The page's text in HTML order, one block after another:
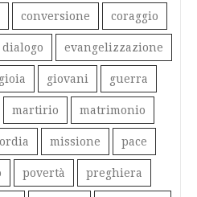
conversione coraggio
dialogo evangelizzazione
gioia giovani guerra
martirio matrimonio
missione pace
povertà preghiera